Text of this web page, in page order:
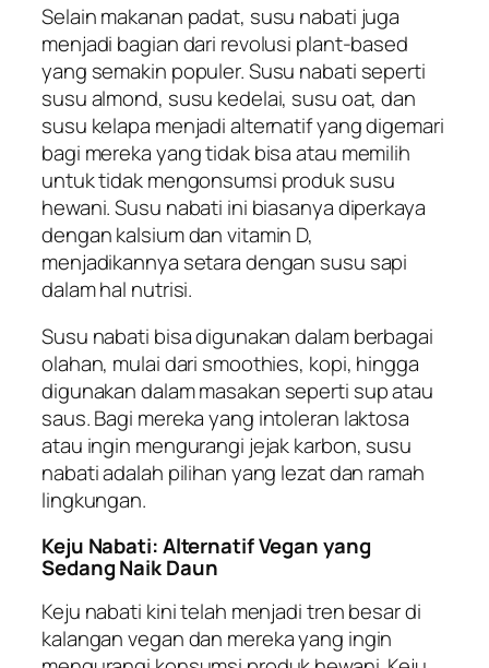
Selain makanan padat, susu nabati juga
menjadi bagian dari revolusi plant-based
yang semakin populer. Susu nabati seperti
susu almond, susu kedelai, susu oat, dan
susu kelapa menjadi alternatif yang digemari
bagi mereka yang tidak bisa atau memilih
untuk tidak mengonsumsi produk susu
hewani. Susu nabati ini biasanya diperkaya
dengan kalsium dan vitamin D,
menjadikannya setara dengan susu sapi
dalam hal nutrisi.
Susu nabati bisa digunakan dalam berbagai
olahan, mulai dari smoothies, kopi, hingga
digunakan dalam masakan seperti sup atau
saus. Bagi mereka yang intoleran laktosa
atau ingin mengurangi jejak karbon, susu
nabati adalah pilihan yang lezat dan ramah
lingkungan.
Keju Nabati: Alternatif Vegan yang
Sedang Naik Daun
Keju nabati kini telah menjadi tren besar di
kalangan vegan dan mereka yang ingin